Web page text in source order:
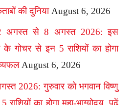
की दुनिया August 6, 2026
2 अगस्त से 8 अगस्त 2026: इस
गोचर से इन 5 राशियों का होगा
August 6, 2026
2026: गुरुवार को भगवान विष्णु
का होगा महा-भाग्योदय, पढ़ें